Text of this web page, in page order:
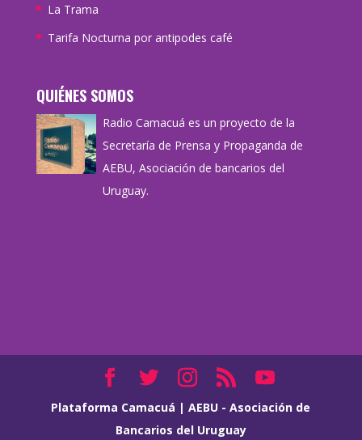
La Trama
Tarifa Nocturna por antipodes café
QUIÉNES SOMOS
Radio Camacuá es un proyecto de la
Secretaría de Prensa y Propaganda de
AEBU, Asociación de bancarios del
Uruguay.
Plataforma Camacuá |AEBU - Asociación de
Bancarios del Uruguay